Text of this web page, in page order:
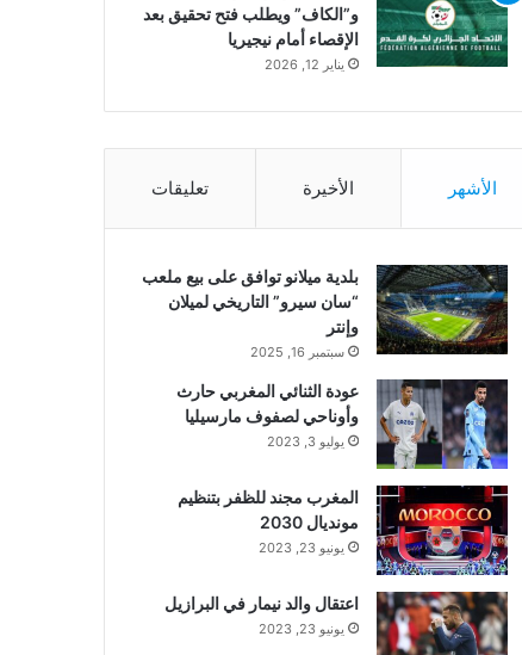
و”الكاف” ويطلب فتح تحقيق بعد
الإقصاء أمام نيجيريا
يناير 12, 2026
الأشهر الأخيرة تعليقات
بلدية ميلانو توافق على بيع ملعب
“سان سيرو” التاريخي لميلان
وإنتر
سبتمبر 16, 2025
عودة الثنائي المغربي حارث
وأوناحي لصفوف مارسيليا
يوليو 3, 2023
المغرب مجند للظفر بتنظيم
مونديال 2030
يونيو 23, 2023
اعتقال والد نيمار في البرازيل
يونيو 23, 2023